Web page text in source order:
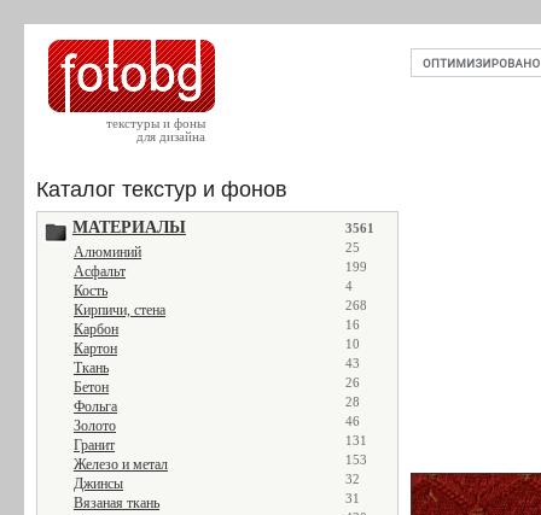
текстуры и фоны
для дизайна
Каталог текстур и фонов
МАТЕРИАЛЫ 3561
Алюминий 25
Асфальт 199
Кость 4
Кирпичи, стена 268
Карбон 16
Картон 10
Ткань 43
Бетон 26
Фольга 28
Золото 46
Гранит 131
Железо и метал 153
Джинсы 32
Вязаная ткань 31